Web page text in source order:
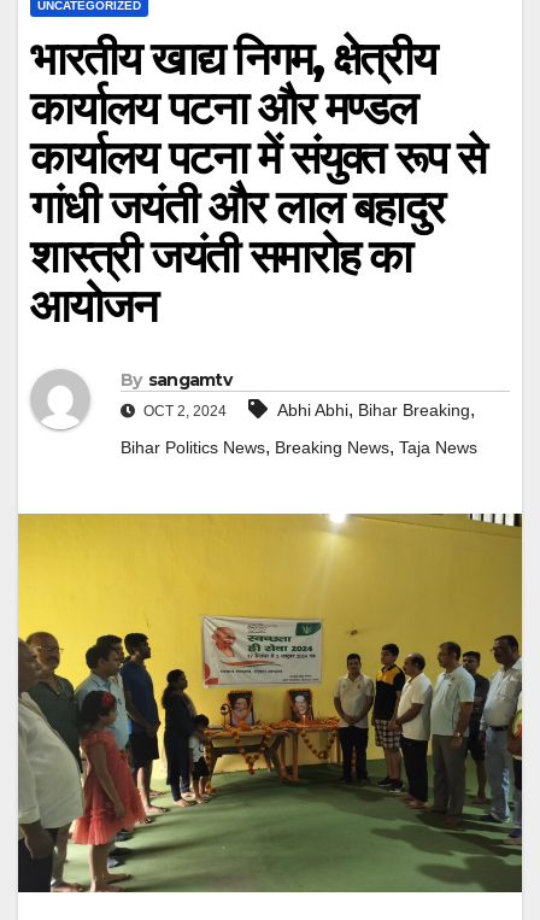
UNCATEGORIZED
भारतीय खाद्य निगम, क्षेत्रीय
कार्यालय पटना और मण्डल
कार्यालय पटना में संयुक्त रूप से
गांधी जयंती और लाल बहादुर
शास्त्री जयंती समारोह का
आयोजन
By sangamtv
OCT 2, 2024 Abhi Abhi, Bihar Breaking,
Bihar Politics News, Breaking News, Taja News